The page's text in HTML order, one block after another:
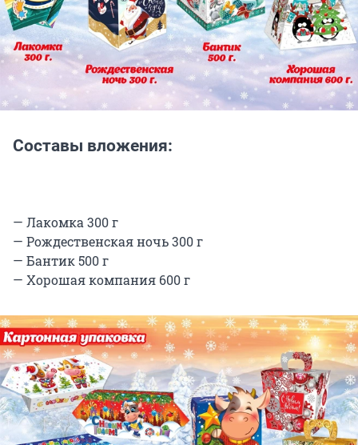
Составы вложения:
— Лакомка 300 г
— Рождественская ночь 300 г
— Бантик 500 г
— Хорошая компания 600 г